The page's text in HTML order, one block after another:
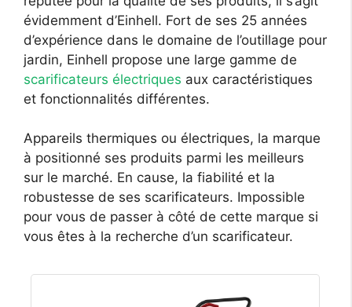
évidemment d’Einhell. Fort de ses 25 années
d’expérience dans le domaine de l’outillage pour
jardin, Einhell propose une large gamme de
scarificateurs électriques aux caractéristiques
et fonctionnalités différentes.
Appareils thermiques ou électriques, la marque
à positionné ses produits parmi les meilleurs
sur le marché. En cause, la fiabilité et la
robustesse de ses scarificateurs. Impossible
pour vous de passer à côté de cette marque si
vous êtes à la recherche d’un scarificateur.